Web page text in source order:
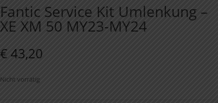
Fantic Service Kit Umlenkung –
XE XM 50 MY23-MY24
€43,20
Nicht vorrätig